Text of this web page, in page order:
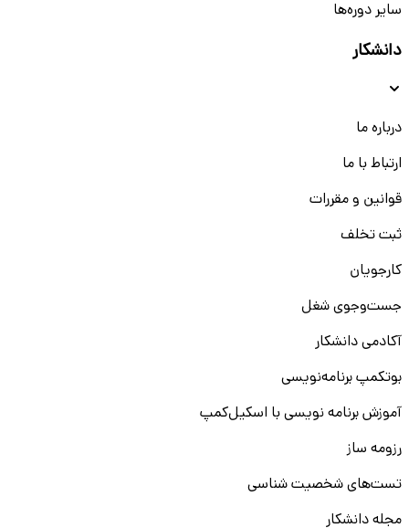
سایر دوره‌ها
دانشکار
درباره ما
ارتباط با ما
قوانین و مقررات
ثبت تخلف
کارجویان
جست‌و‌جوی شغل
آکادمی دانشکار
بوتکمپ برنامه‌نویسی
آموزش برنامه نویسی با اسکیل‌کمپ
رزومه ساز
تست‌های شخصیت شناسی
مجله دانشکار